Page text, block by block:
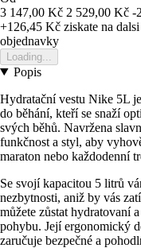
3 147,00 Kč 2 529,00 Kč -
+126,45 Kč ziskate na
objednavky
Loading...
Popis
Hydratační vestu Nike 5L
do běhání, kteří se snaží
svých běhů. Navržena
funkčnost a styl, aby
maraton nebo každodenní
Se svojí kapacitou 5 litrů
nezbytnosti, aniž by vás
můžete zůstat hydratovaní
pohybu. Její ergonomický
zaručuje bezpečné a